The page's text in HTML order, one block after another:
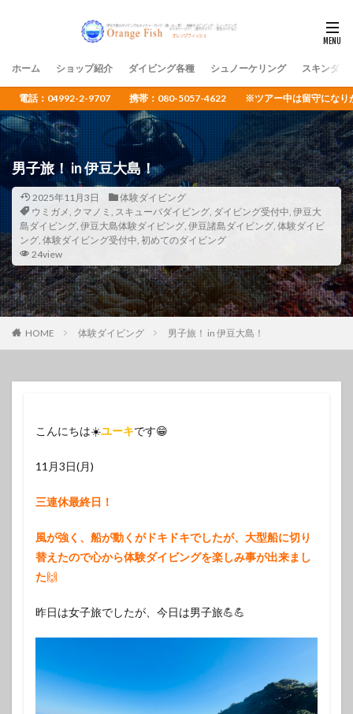
ホーム ショップ紹介 ダイビング各種 シュノーケリング スキンダイ
電話：04992-2-9707 携帯：080-5057-4622 ※ツアー中は留守になりがち
男子旅！ in 伊豆大島！
2025年11月3日
体験ダイビング
ウミガメ, クマノミ , スキューバダイビング, ダイビング受付中, 伊豆大
島ダイビング, 伊豆大島体験ダイビング, 伊豆諸島ダイビング, 体験ダイビ
ング, 体験ダイビング受付中, 初めてのダイビング
24view
HOME 体験ダイビング 男子旅！ in 伊豆大島！
こんにちは☀️ユーキです😁
11月3日(月)
三連休最終日！
風が強く、船が動くがドキドキでしたが、大型船に切り
替えたので心から体験ダイビングを楽しみ事が出来まし
た🙌
昨日は女子旅でしたが、今日は男子旅💪💪